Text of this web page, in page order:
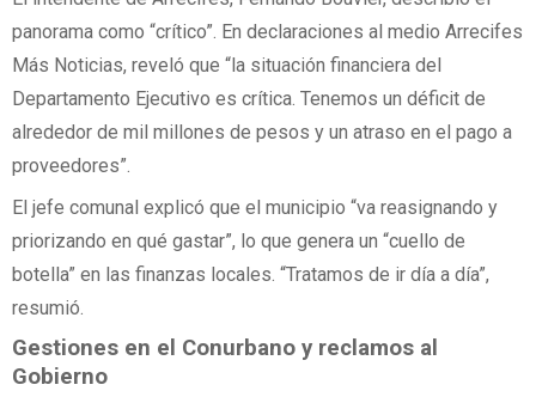
panorama como “crítico”. En declaraciones al medio Arrecifes
Más Noticias, reveló que “la situación financiera del
Departamento Ejecutivo es crítica. Tenemos un déficit de
alrededor de mil millones de pesos y un atraso en el pago a
proveedores”.
El jefe comunal explicó que el municipio “va reasignando y
priorizando en qué gastar”, lo que genera un “cuello de
botella” en las finanzas locales. “Tratamos de ir día a día”,
resumió.
Gestiones en el Conurbano y reclamos al
Gobierno